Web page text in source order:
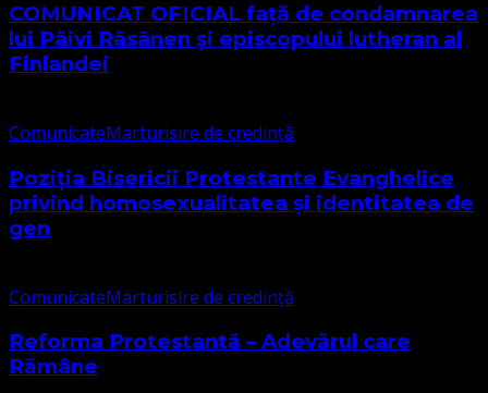
COMUNICAT OFICIAL față de condamnarea
lui Päivi Räsänen și episcopului lutheran al
Finlandei
ComunicateMarturisire de credință
Poziția Bisericii Protestante Evanghelice
privind homosexualitatea și identitatea de
gen
ComunicateMarturisire de credință
Reforma Protestantă – Adevărul care
Rămâne